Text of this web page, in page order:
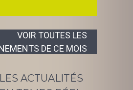
VOIR TOUTES LES
DE CE MOIS
LES ACTUALITÉS